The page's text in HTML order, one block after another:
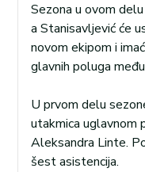
Sezona u ovom
a Stanisavljević će
novom ekipom i
glavnih poluga
U prvom delu
utakmica uglavnom
Aleksandra Linte.
šest asistencija.